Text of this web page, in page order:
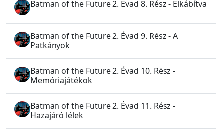
Batman of the Future 2. Évad 8. Rész - Elkábítva
Batman of the Future 2. Évad 9. Rész - A
Patkányok
Batman of the Future 2. Évad 10. Rész -
Memóriajátékok
Batman of the Future 2. Évad 11. Rész -
Hazajáró lélek